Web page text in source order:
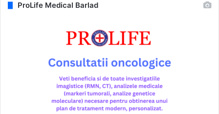
ProLife Medical Barlad